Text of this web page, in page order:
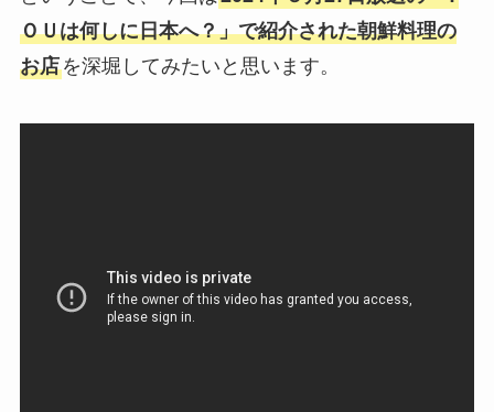
ＯＵは何しに日本へ？」で紹介された朝鮮料理の
お店を深堀してみたいと思います。